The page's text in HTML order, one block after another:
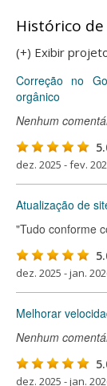
Histórico
(+) Exibir
Correção no
orgânico
Nenhum
dez. 2025 - fev.
Atualização de
"Tudo conforme
dez. 2025 - jan.
Melhorar
Nenhum
dez. 2025 - jan.